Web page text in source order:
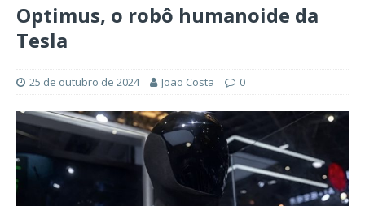
Optimus, o robô humanoide da
Tesla
25 de outubro de 2024 João Costa 0